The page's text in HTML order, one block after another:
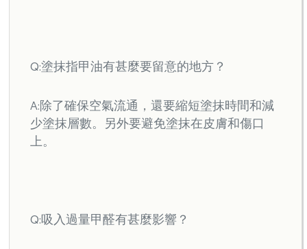
Q:塗抹指甲油有甚麼要留意的地方？
A:除了確保空氣流通，還要縮短塗抹時間和減
少塗抹層數。另外要避免塗抹在皮膚和傷口
上。
Q:吸入過量甲醛有甚麼影響？